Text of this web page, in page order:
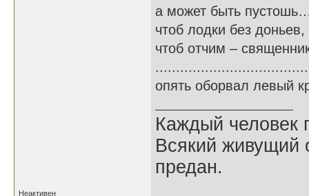
а может быть
чтоб лодки без
чтоб отчим –
опять оборвал левый
Каждый человек
Всякий живущий
предан.
Неактивен